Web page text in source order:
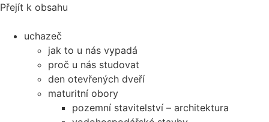
Přejít k obsahu
uchazeč
jak to u nás vypadá
proč u nás studovat
den otevřených dveří
maturitní obory
pozemní stavitelství – architektura